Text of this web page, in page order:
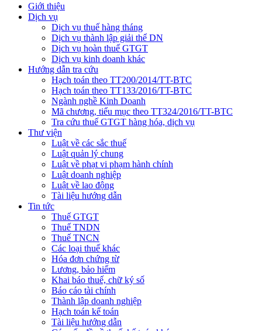
Giới thiệu
Dịch vụ
Dịch vụ thuế hàng tháng
Dịch vụ thành lập giải thể DN
Dịch vụ hoàn thuế GTGT
Dịch vụ kinh doanh khác
Hướng dẫn tra cứu
Hạch toán theo TT200/2014/TT-BTC
Hạch toán theo TT133/2016/TT-BTC
Ngành nghề Kinh Doanh
Mã chương, tiểu mục theo TT324/2016/TT-BTC
Tra cứu thuế GTGT hàng hóa, dịch vụ
Thư viện
Luật về các sắc thuế
Luật quản lý chung
Luật về phạt vi phạm hành chính
Luật doanh nghiệp
Luật về lao động
Tài liệu hướng dẫn
Tin tức
Thuế GTGT
Thuế TNDN
Thuế TNCN
Các loại thuế khác
Hóa đơn chứng từ
Lương, bảo hiểm
Khai báo thuế, chữ ký số
Báo cáo tài chính
Thành lập doanh nghiệp
Hạch toán kế toán
Tài liệu hướng dẫn